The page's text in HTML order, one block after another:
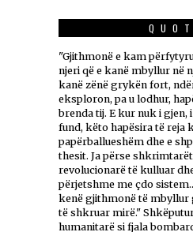
"Gjithmonë e kam
njeri që e kanë mbyllur në
kanë zënë grykën fort,
eksploron, pa u lodhur,
brenda tij. E kur nuk i gjen,
fund, këto hapësira të reja
papërballueshëm dhe e
thesit. Ja përse
revolucionarë të kulluar
përjetshme me çdo
kenë gjithmonë të mbyllur
të shkruar mirë."
humanitarë si fjala